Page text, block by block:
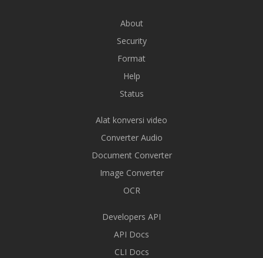
About
Security
Format
Help
Status
Alat konversi video
Converter Audio
Document Converter
Image Converter
OCR
Developers API
API Docs
CLI Docs